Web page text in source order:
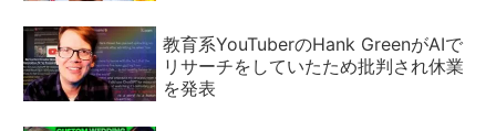
教育系YouTuberのHank GreenがAIで
リサーチをしていたため批判され休業
を発表